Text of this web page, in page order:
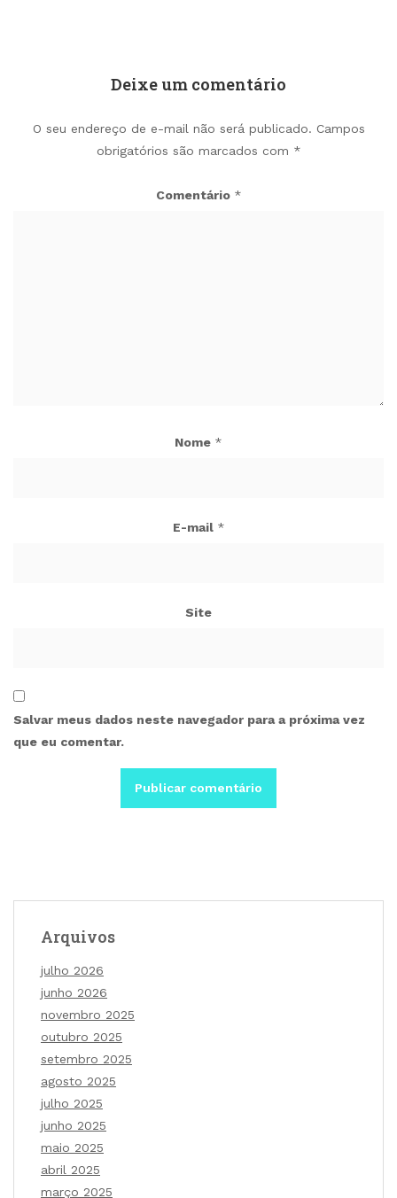
Deixe um comentário
O seu endereço de e-mail não será publicado. Campos
obrigatórios são marcados com *
Comentário *
Nome *
E-mail *
Site
Salvar meus dados neste navegador para a próxima vez
que eu comentar.
Arquivos
julho 2026
junho 2026
novembro 2025
outubro 2025
setembro 2025
agosto 2025
julho 2025
junho 2025
maio 2025
abril 2025
março 2025